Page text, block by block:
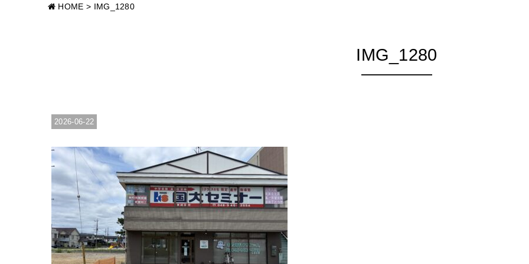
HOME > IMG_1280
IMG_1280
2026-06-22